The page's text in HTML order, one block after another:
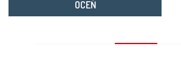
OCEŃ